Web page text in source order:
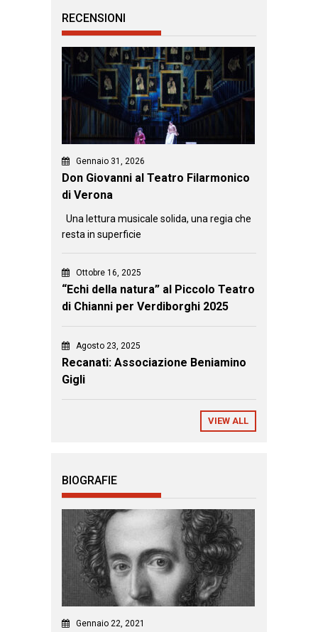
RECENSIONI
Gennaio 31, 2026
Don Giovanni al Teatro Filarmonico
di Verona
Una lettura musicale solida, una regia che
resta in superficie
Ottobre 16, 2025
“Echi della natura” al Piccolo Teatro
di Chianni per Verdiborghi 2025
Agosto 23, 2025
Recanati: Associazione Beniamino
Gigli
VIEW ALL
BIOGRAFIE
Gennaio 22, 2021